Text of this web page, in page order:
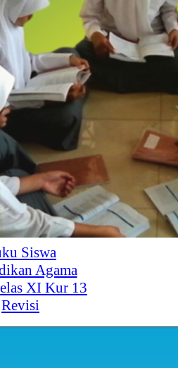
Siswa
Agama
XI Kur 13
Revisi